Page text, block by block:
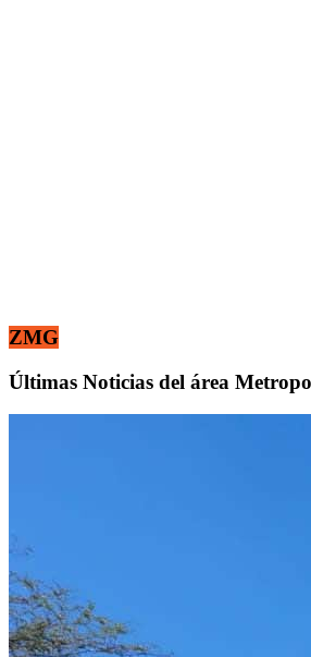
ZMG
Últimas Noticias del área